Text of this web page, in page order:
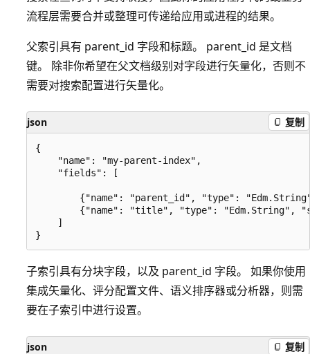
流程层需要合并或整理可传递给应用或进程的结果。
父索引具有 parent_id 字段和标题。 parent_id 是文档
键。 除非你希望在父文档级别对字段进行矢量化，否则不
需要对搜索配置进行矢量化。
json 复制
{
    "name": "my-parent-index",
    "fields": [
{"name": "parent_id", "type":
{"name": "title", "type": "Edm.String",
    ]
子索引具有分块字段，以及 parent_id 字段。 如果你使用
集成矢量化、评分配置文件、语义排序器或分析器，则需
要在子索引中进行设置。
json 复制